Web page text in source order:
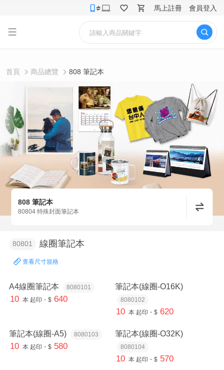
馬上註冊 會員登入
首頁 商品總覽 808 筆記本
808 筆記本
80804 特殊封面筆記本
80801 線圈筆記本
查看尺寸規格
A4線圈筆記本 8080101
10 本 起印・$ 640
筆記本(線圈-O16K)
8080102
10 本 起印・$ 620
筆記本(線圈-A5) 8080103
10 本 起印・$ 580
筆記本(線圈-O32K)
8080104
10 本 起印・$ 570